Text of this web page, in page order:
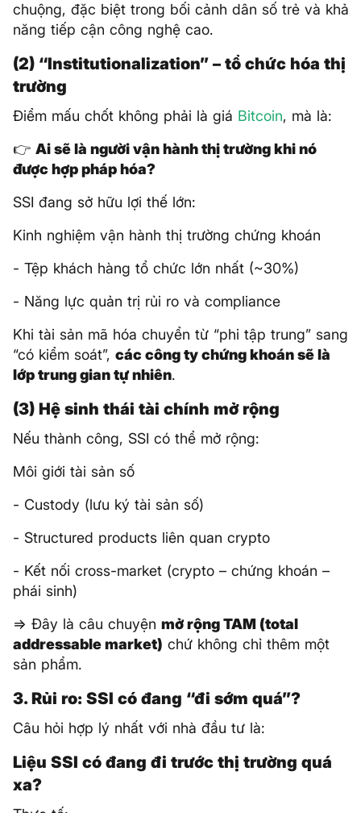
chuộng, đặc biệt trong bối cảnh dân số trẻ và khả
năng tiếp cận công nghệ cao.
(2) “Institutionalization” – tổ chức hóa thị
trường
Điểm mấu chốt không phải là giá Bitcoin, mà là:
👉 Ai sẽ là người vận hành thị trường khi nó
được hợp pháp hóa?
SSI đang sở hữu lợi thế lớn:
Kinh nghiệm vận hành thị trường chứng khoán
- Tệp khách hàng tổ chức lớn nhất (~30%)
- Năng lực quản trị rủi ro và compliance
Khi tài sản mã hóa chuyển từ “phi tập trung” sang
“có kiểm soát”, các công ty chứng khoán sẽ là
lớp trung gian tự nhiên.
(3) Hệ sinh thái tài chính mở rộng
Nếu thành công, SSI có thể mở rộng:
Môi giới tài sản số
- Custody (lưu ký tài sản số)
- Structured products liên quan crypto
- Kết nối cross-market (crypto – chứng khoán –
phái sinh)
=> Đây là câu chuyện mở rộng TAM (total
addressable market) chứ không chỉ thêm một
sản phẩm.
3. Rủi ro: SSI có đang “đi sớm quá”?
Câu hỏi hợp lý nhất với nhà đầu tư là:
Liệu SSI có đang đi trước thị trường quá
xa?